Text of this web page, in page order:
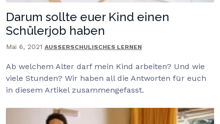
Darum sollte euer Kind einen
Schülerjob haben
Mai 6, 2021 AUSSERSCHULISCHES LERNEN
Ab welchem Alter darf mein Kind arbeiten? Und wie
viele Stunden? Wir haben all die Antworten für euch
in diesem Artikel zusammengefasst.